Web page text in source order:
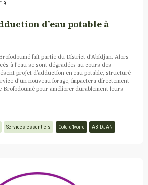
d’eau potable à
fait partie du District d’Abidjan. Alors
à l’eau se sont dégradées au cours des
projet d’adduction en eau potable, structuré
d’un nouveau forage, impactera directement
Brofodoumé pour améliorer durablement leurs
Services essentiels Côte d’Ivoire ABIDJAN